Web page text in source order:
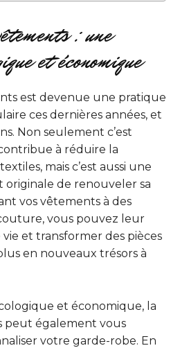
: une
et économique
est devenue une pratique
ces dernières années, et
Non seulement c’est
à réduire la
mais c’est aussi une
de renouveler sa
vos vêtements à des
vous pouvez leur
et transformer des pièces
en nouveaux trésors à
et économique, la
peut également vous
votre garde-robe. En